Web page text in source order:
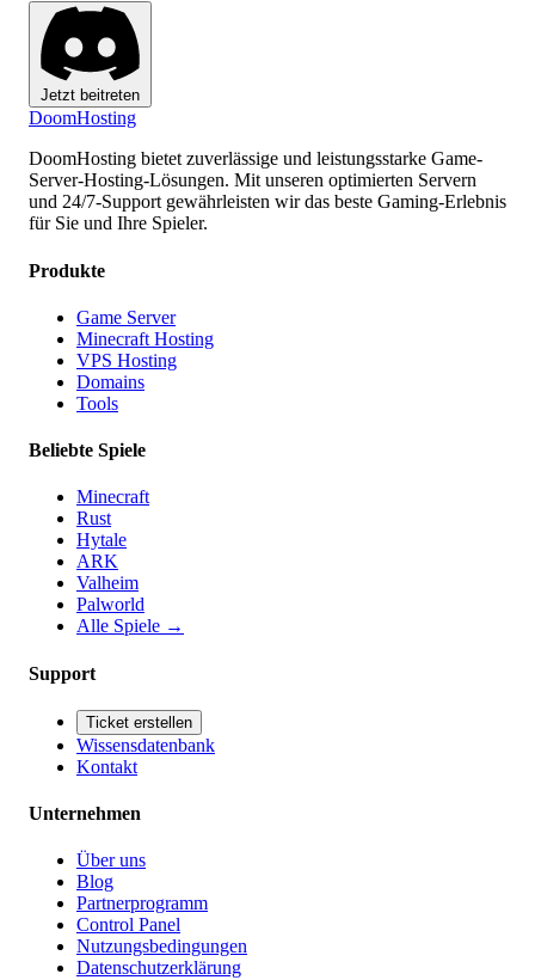
Jetzt beitreten
DoomHosting
DoomHosting bietet zuverlässige und leistungsstarke Game-
Server-Hosting-Lösungen. Mit unseren optimierten Servern
und 24/7-Support gewährleisten wir das beste Gaming-Erlebnis
für Sie und Ihre Spieler.
Produkte
Game Server
Minecraft Hosting
VPS Hosting
Domains
Tools
Beliebte Spiele
Minecraft
Rust
Hytale
ARK
Valheim
Palworld
Alle Spiele →
Support
Ticket erstellen
Wissensdatenbank
Kontakt
Unternehmen
Über uns
Blog
Partnerprogramm
Control Panel
Nutzungsbedingungen
Datenschutzerklärung